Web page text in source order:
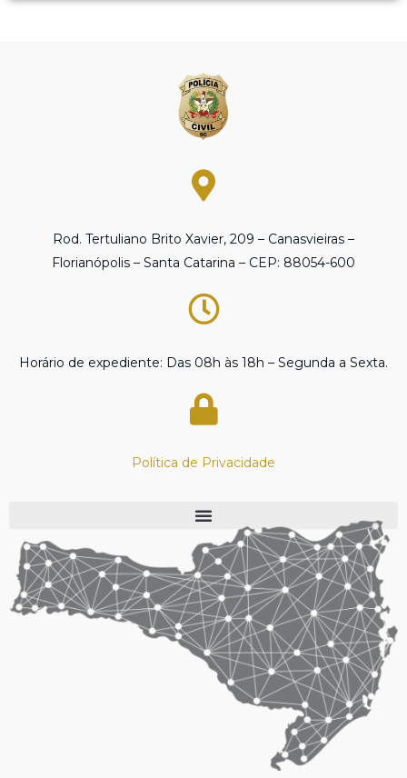
Rod. Tertuliano Brito Xavier, 209 – Canasvieiras –
Florianópolis – Santa Catarina – CEP: 88054-600
Horário de expediente: Das 08h às 18h – Segunda a Sexta.
Política de Privacidade